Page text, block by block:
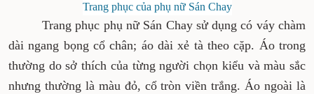
Trang phục của phụ nữ Sán Chay
Trang phục phụ nữ Sán Chay sử dụng có váy chàm
dài ngang bọng cổ chân; áo dài xẻ tà theo cặp. Áo trong
thường do sở thích của từng người chọn kiểu và màu sắc
nhưng thường là màu đỏ, cổ tròn viền trắng. Áo ngoài là